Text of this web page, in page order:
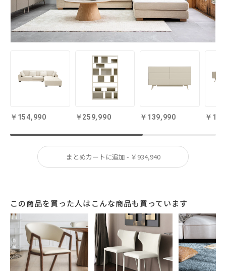
360度どこから見ても美しい
デザイン
やわらかな美しい曲線が印象的のラウンド型
ディティール。セラミックの大理石調と、風
合い豊かな天然木が織り成す異素材コントラ
スト。すべてが美しく調和し、リビングの主
154,990 259,990 139,990
まとめカートに追加 - ￥934,940
この商品を買った人はこんな商品も買っています